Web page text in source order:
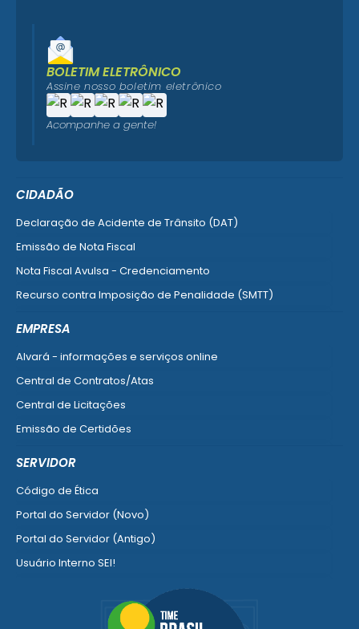
CIDADÃO
Declaração de Acidente de Trânsito (DAT)
Emissão de Nota Fiscal
Nota Fiscal Avulsa - Credenciamento
Recurso contra Imposição de Penalidade (SMTT)
EMPRESA
Alvará - informações e serviços online
Central de Contratos/Atas
Central de Licitações
Emissão de Certidões
SERVIDOR
Código de Ética
Portal do Servidor (Novo)
Portal do Servidor (Antigo)
Usuário Interno SEI!
BOLETIM ELETRÔNICO
Assine nosso boletim eletrônico
Acompanhe a gente!